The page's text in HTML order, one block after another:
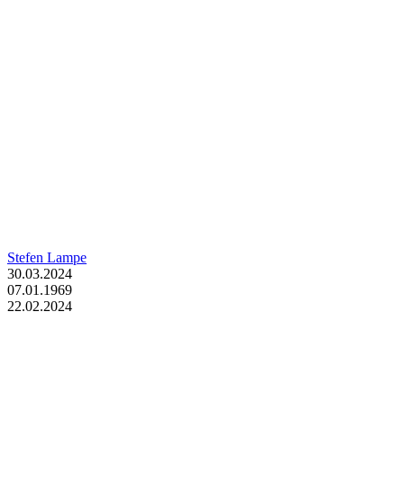
Stefen Lampe
30.03.2024
07.01.1969
22.02.2024